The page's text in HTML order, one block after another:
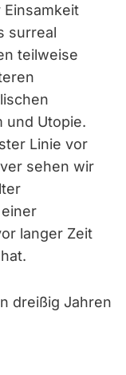
surreal
teilweise
und Utopie.
Linie vor
sehen wir
langer Zeit
dreißig Jahren